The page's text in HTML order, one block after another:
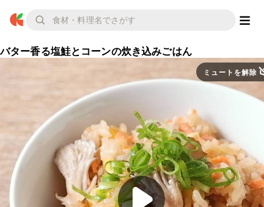
バター香る塩鮭とコーンの炊き込みごはん
ミュートを解除